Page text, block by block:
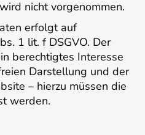
nicht vorgenommen.
erfolgt auf
1 lit. f DSGVO. Der
berechtigtes Interesse
Darstellung und der
– hierzu müssen die
werden.